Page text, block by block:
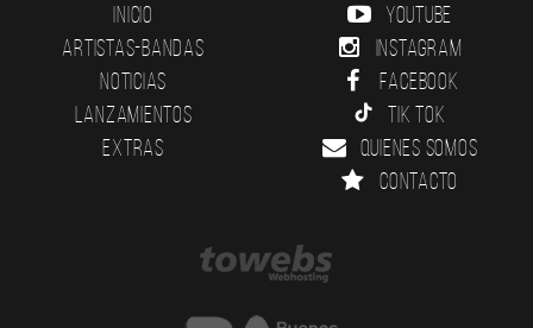
Inicio
Artistas-Bandas
Noticias
Lanzamientos
Extras
YouTube
Instagram
Facebook
Tik Tok
Quienes somos
Contacto